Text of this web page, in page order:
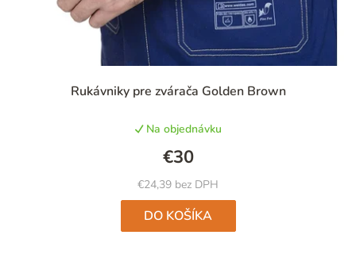
Rukávniky pre zvárača Golden Brown
hodnotenie
je
5,0
z
5
hviezdičiek.
Na objednávku
€24,39 bez DPH
€30
DO KOŠÍKA